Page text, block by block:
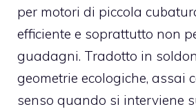
per motori di piccola
efficiente e soprattutto non
guadagni. Tradotto in
geometrie ecologiche, assai
senso quando si interviene